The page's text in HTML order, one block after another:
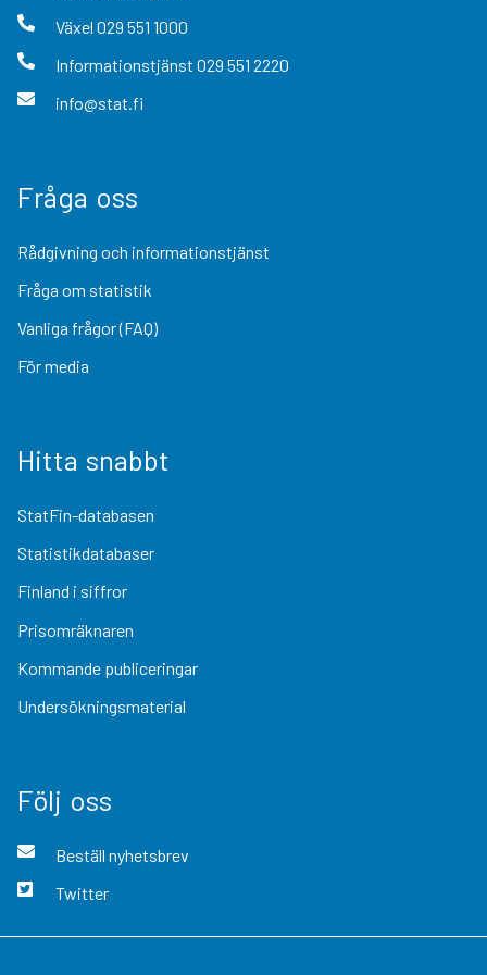
Växel 029 551 1000
Informationstjänst 029 551 2220
info@stat.fi
Fråga oss
Rådgivning och informationstjänst
Fråga om statistik
Vanliga frågor (FAQ)
För media
Hitta snabbt
StatFin-databasen
Statistikdatabaser
Finland i siffror
Prisomräknaren
Kommande publiceringar
Undersökningsmaterial
Följ oss
Beställ nyhetsbrev
Twitter